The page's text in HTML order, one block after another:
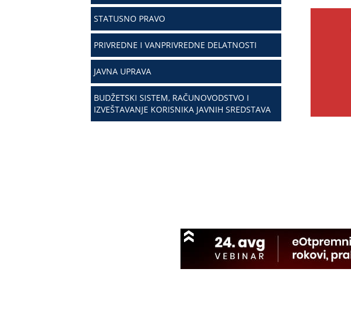
STATUSNO PRAVO
PRIVREDNE I VANPRIVREDNE DELATNOSTI
JAVNA UPRAVA
BUDŽETSKI SISTEM, RAČUNOVODSTVO I
IZVEŠTAVANJE KORISNIKA JAVNIH SREDSTAVA